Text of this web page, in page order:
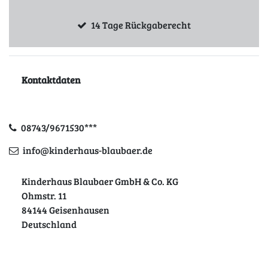
14 Tage Rückgaberecht
Kontaktdaten
08743/9671530***
info@kinderhaus-blaubaer.de
Kinderhaus Blaubaer GmbH & Co. KG
Ohmstr. 11
84144 Geisenhausen
Deutschland